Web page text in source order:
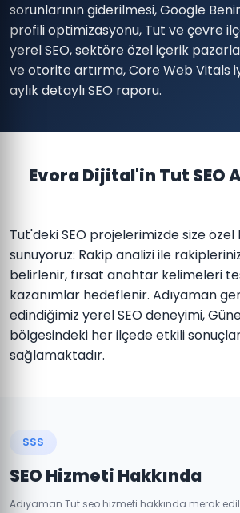
sorunlarının giderilmesi, Google
profili optimizasyonu, Tut ve çevre
yerel SEO, sektöre özel içerik
ve otorite artırma, Core Web Vitals
aylık detaylı SEO raporu.
Evora Dijital'in Tut SEO
Tut'deki SEO projelerimizde size
sunuyoruz: Rakip analizi ile
belirlenir, fırsat anahtar kelimeleri
kazanımlar hedeflenir. Adıyaman
edindiğimiz yerel SEO deneyimi,
bölgesindeki her ilçede etkili
sağlamaktadır.
SSS
SEO Hizmeti Hakkında
Adıyaman Tut seo hizmeti hakkında merak